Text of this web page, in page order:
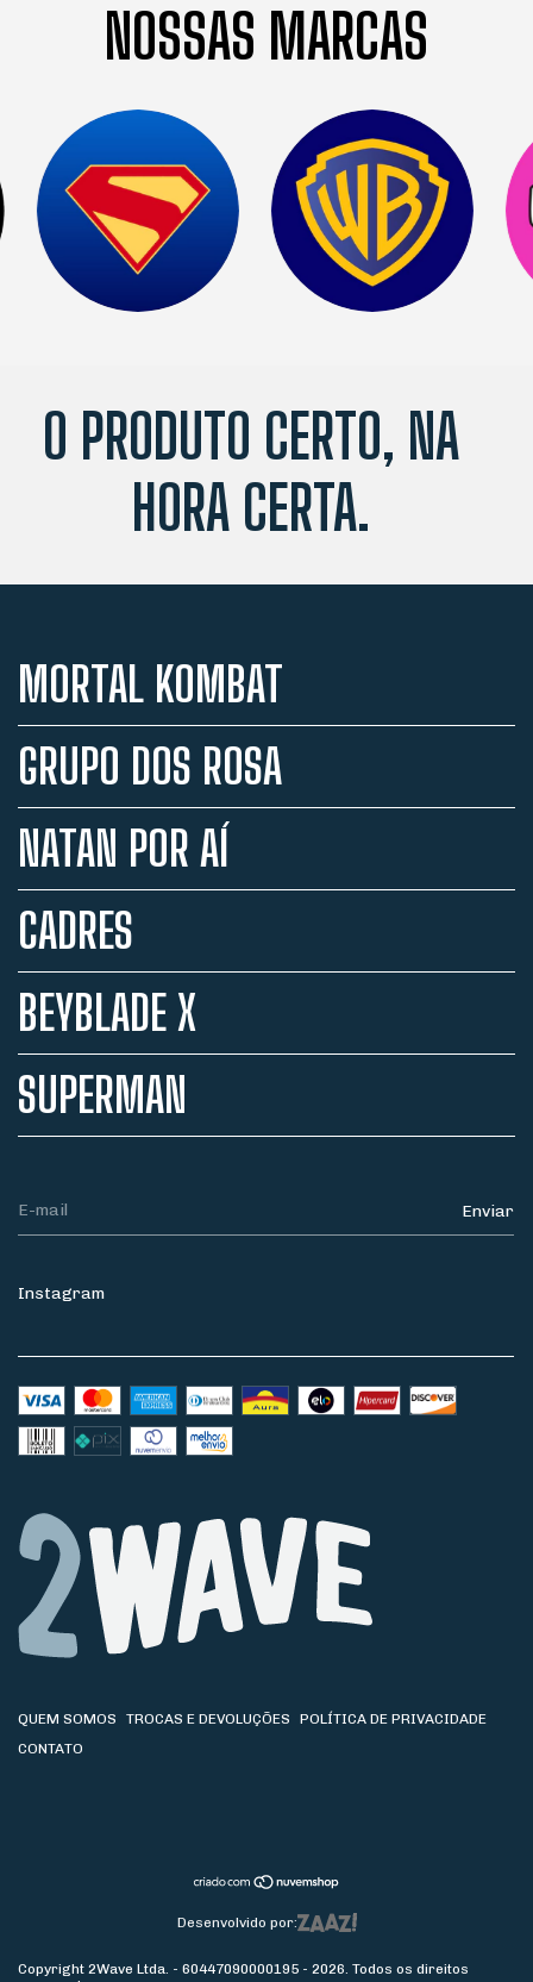
NOSSAS MARCAS
O PRODUTO CERTO, NA
HORA CERTA.
MORTAL KOMBAT
GRUPO DOS ROSA
NATAN POR AÍ
CADRES
BEYBLADE X
SUPERMAN
Instagram
QUEM SOMOS TROCAS E DEVOLUÇÕES
POLÍTICA DE PRIVACIDADE
CONTATO
Desenvolvido por:
Copyright 2Wave Ltda. - 60447090000195 - 2026. Todos os direitos